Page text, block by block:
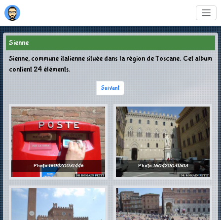
Sienne
Sienne, commune italienne située dans la région de Toscane. Cet album
contient 24 éléments.
Suivant
Photo160420031446 Photo160420031503